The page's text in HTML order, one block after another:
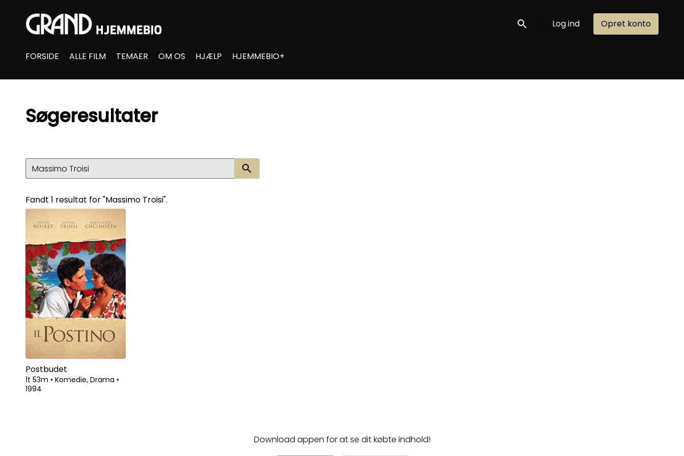
Accessibility Links
Søg nu Log ind Opret konto
FORSIDE ALLE FILM TEMAER OM OS HJÆLP HJEMMEBIO+
Søgeresultater
Søg nu
Fandt 1 resultat for "Massimo Troisi".
Postbudet
1t 53m • Komedie, Drama •
1994
Download appen for at se dit købte indhold!